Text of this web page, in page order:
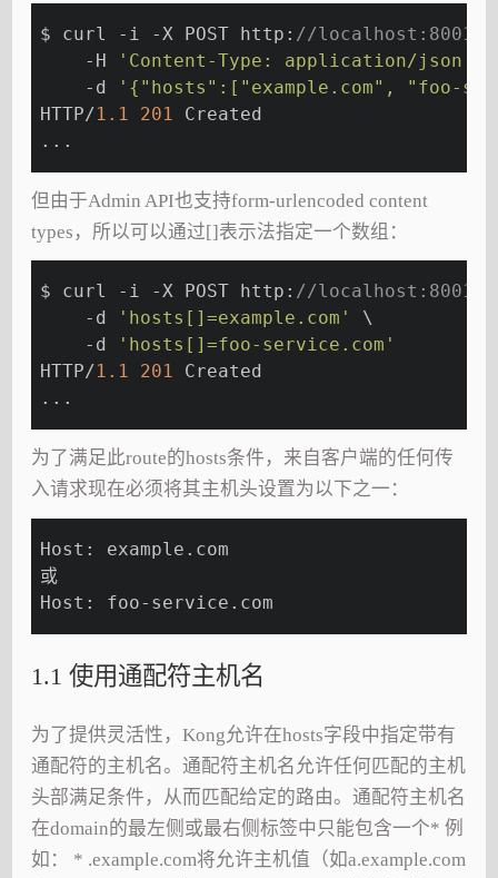
$ curl -i -X POST http: //localhost:8001/
    -H
'Content-Type: application/json'
    -d
'{"hosts":["example.com", "foo-
HTTP/1.1 201 Created
...
但由于Admin API也支持form-urlencoded content
types，所以可以通过[]表示法指定一个数组：
$ curl -i -X POST http: //localhost:8001/
    -d
'hosts[]=example.com'
\
    -d
'hosts[]=foo-service.com'
HTTP/1.1 201 Created
...
为了满足此route的hosts条件，来自客户端的任何传
入请求现在必须将其主机头设置为以下之一：
Host: example.com
或
Host: foo-service.com
1.1 使用通配符主机名
为了提供灵活性，Kong允许在hosts字段中指定带有
通配符的主机名。通配符主机名允许任何匹配的主机
头部满足条件，从而匹配给定的路由。通配符主机名
在domain的最左侧或最右侧标签中只能包含一个* 例
如： * .example.com将允许主机值（如a.example.com